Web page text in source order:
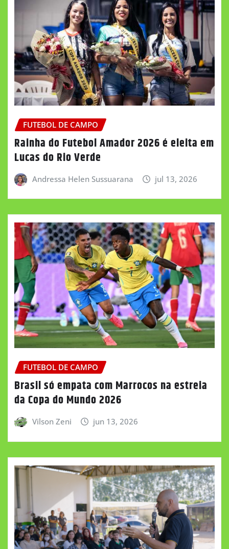
FUTEBOL DE CAMPO
Rainha do Futebol Amador 2026 é eleita em
Lucas do Rio Verde
Andressa Helen Sussuarana jul 13, 2026
FUTEBOL DE CAMPO
Brasil só empata com Marrocos na estreia
da Copa do Mundo 2026
Vilson Zeni jun 13, 2026